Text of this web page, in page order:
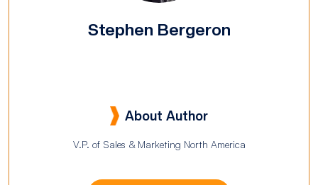
Stephen Bergeron
About Author
V.P. of Sales & Marketing North America